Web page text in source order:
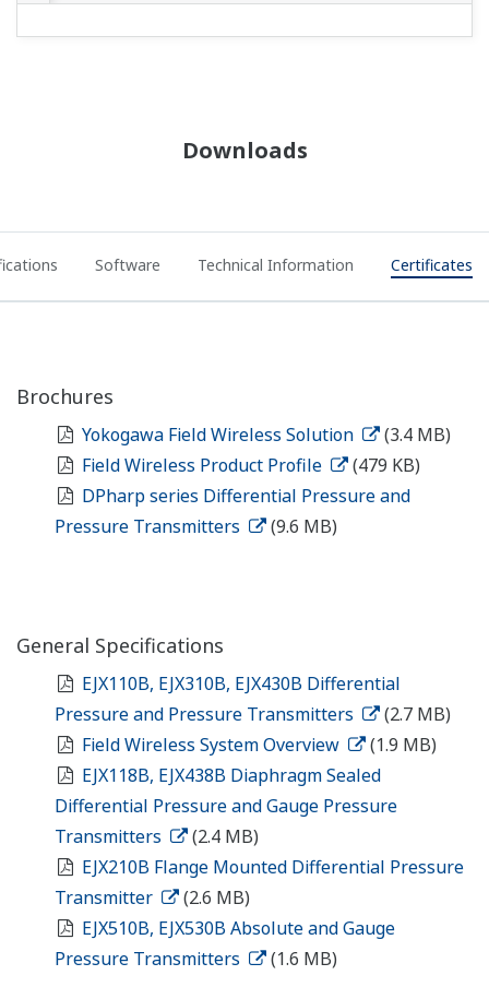
Downloads
Software Technical Information Certificates
Brochures
Yokogawa Field Wireless Solution
(3.4 MB)
Field Wireless Product Profile
(479 KB)
DPharp series Differential Pressure and
Pressure Transmitters
(9.6 MB)
General Specifications
EJX110B, EJX310B, EJX430B Differential
Pressure and Pressure Transmitters
(2.7 MB)
Field Wireless System Overview
(1.9 MB)
EJX118B, EJX438B Diaphragm Sealed
Differential Pressure and Gauge Pressure
Transmitters
(2.4 MB)
EJX210B Flange Mounted Differential Pressure
Transmitter
(2.6 MB)
EJX510B, EJX530B Absolute and Gauge
Pressure Transmitters
(1.6 MB)